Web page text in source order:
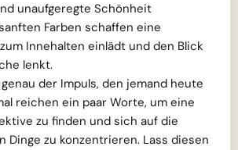
unaufgeregte Schönheit
Farben schaffen eine
Innehalten einlädt und den Blick
lenkt.
der Impuls, den jemand heute
reichen ein paar Worte, um eine
zu finden und sich auf die
Dinge zu konzentrieren. Lass diesen